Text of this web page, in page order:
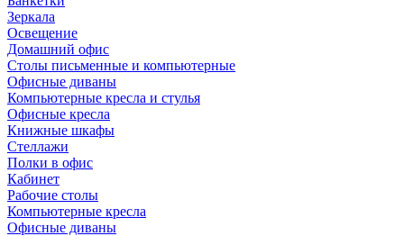
Зеркала
Освещение
Домашний офис
Столы письменные и компьютерные
Офисные диваны
Компьютерные кресла и стулья
Офисные кресла
Книжные шкафы
Стеллажи
Полки в офис
Кабинет
Рабочие столы
Компьютерные кресла
Офисные диваны